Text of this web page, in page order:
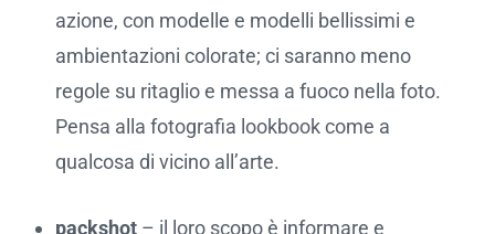
azione, con modelle e modelli bellissimi e
ambientazioni colorate; ci saranno meno
regole su ritaglio e messa a fuoco nella foto.
Pensa alla fotografia lookbook come a
qualcosa di vicino all’arte.
packshot – il loro scopo è informare e